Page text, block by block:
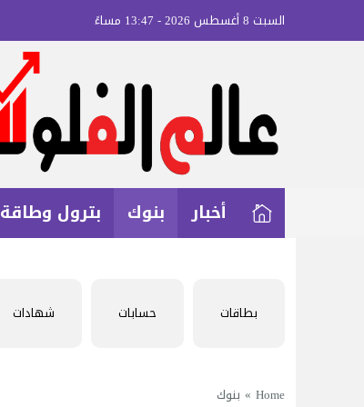
السبت 8 أغسطس 2026 - 13:47 مساءً
أخبار بنوك بترول وطاقة
بطاقات حسابات شهادات
Home
» بنوك